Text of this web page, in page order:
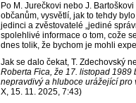
Po M. Jurečkovi nebo J.
občanům, vysvětlí, jak to tehdy
jedinci a zvěstovatelé „jediné
spolehlivé informace o tom, cože
dnes tolik, že bychom je mohli
Jak se dalo čekat, T. Zdechovský
Roberta Fica, že 17. listopad 1989
nepravdivý a hluboce urážející pro
X, 15. 11. 2025, 7:43)